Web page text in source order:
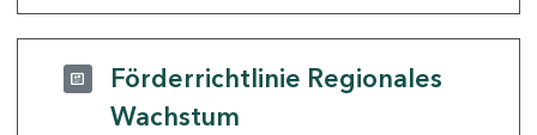
Förderrichtlinie Regionales
Wachstum